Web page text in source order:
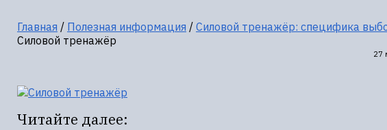
Главная / Полезная информация / Силовой тренажёр: специфика
Силовой тренажёр
27
Читайте далее: